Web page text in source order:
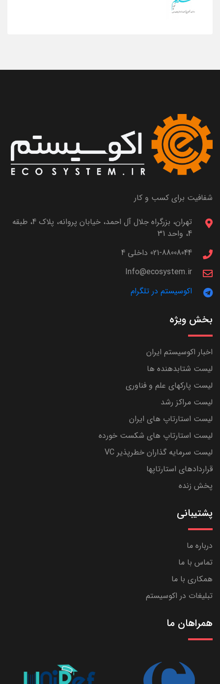
شفافیت برای کسب و کار
تهران، بزرگراه جلال آل احمد، خیابان پروانه، پلاک 4، طبقه
4، واحد 31
021-88008044 داخلی 4
Info@ecosystem.ir
اکوسیستم در تلگرام
بخش ویژه
اخبار اکوسیستم ایران
لیست شتابدهنده ها
لیست پارکهای علم و فناوری
لیست مراکز رشد
لیست استارتاپ های ایران
لیست استارتاپ های شکست خورده
لیست سرمایه گذاران خطرپذیر VC
قراردادهای استارتاپها
پخش زنده
پشتیبانی
درباره ما
تماس با ما
همکاری با ما
تبلیغات در اکوسیستم
همراهان ما